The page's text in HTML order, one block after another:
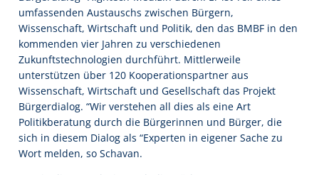
umfassenden Austauschs zwischen Bürgern,
Wissenschaft, Wirtschaft und Politik, den das BMBF in den
kommenden vier Jahren zu verschiedenen
Zukunftstechnologien durchführt. Mittlerweile
unterstützen über 120 Kooperationspartner aus
Wissenschaft, Wirtschaft und Gesellschaft das Projekt
Bürgerdialog. “Wir verstehen all dies als eine Art
Politikberatung durch die Bürgerinnen und Bürger, die
sich in diesem Dialog als “Experten in eigener Sache zu
Wort melden, so Schavan.